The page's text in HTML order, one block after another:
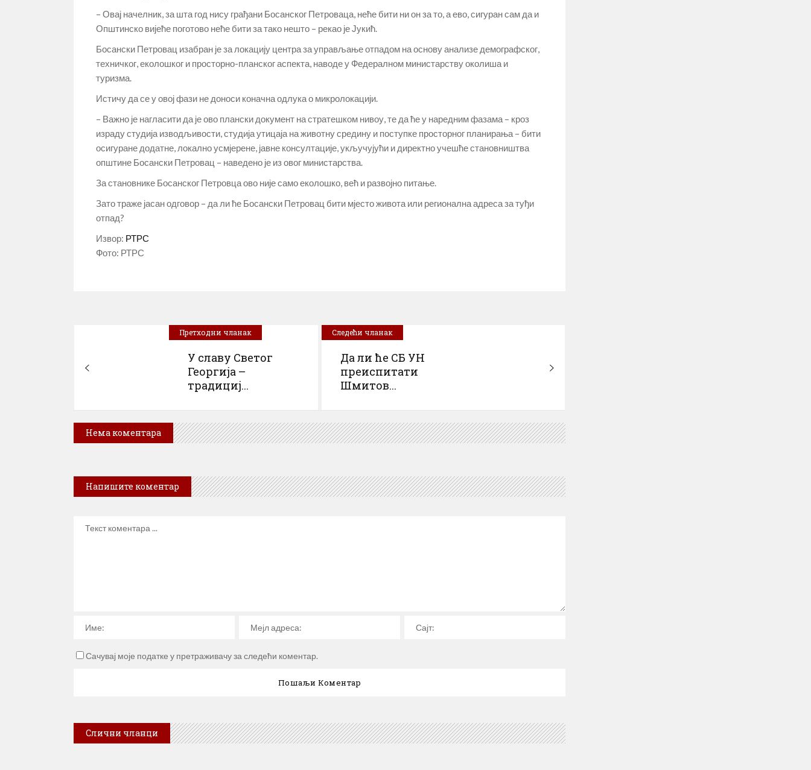
– Овај начелник, за шта год нису грађани Босанског Петроваца, неће бити ни он за то, а ево, сигуран сам да и
Општинско вијеће поготово неће бити за тако нешто – рекао је Јукић.
Босански Петровац изабран је за локацију центра за управљање отпадом на основу анализе демографског,
техничког, еколошког и просторно-планског аспекта, наводе у Федералном министарству околиша и
туризма.
Истичу да се у овој фази не доноси коначна одлука о микролокацији.
– Важно је нагласити да је ово плански документ на стратешком нивоу, те да ће у наредним фазама – кроз
израду студија изводљивости, студија утицаја на животну средину и поступке просторног планирања – бити
осигуране додатне, локално усмјерене, јавне консултације, укључујући и директно учешће становништва
општине Босански Петровац – наведено је из овог министарства.
За становнике Босанског Петровца ово није само еколошко, већ и развојно питање.
Зато траже јасан одговор – да ли ће Босански Петровац бити мјесто живота или регионална адреса за туђи
отпад?
Извор: РТРС
Фото: РТРС
Претходни чланак
У славу Светог
Георгија –
традициј...
Следећи чланак
Да ли ће СБ УН
преиспитати
Шмитов...
Нема коментара
Напишите коментар
Сачувај моје податке у претраживачу за следећи коментар.
Слични чланци